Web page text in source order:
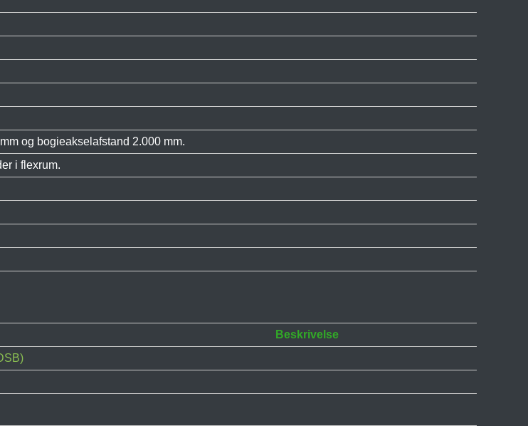
og bogieakselafstand 2.000 mm.
i flexrum.
Beskrivelse